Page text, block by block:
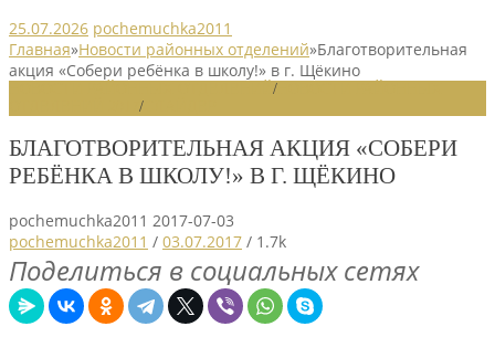
25.07.2026 pochemuchka2011
Главная»Новости районных отделений»Благотворительная
акция «Собери ребёнка в школу!» в г. Щёкино
/
/
БЛАГОТВОРИТЕЛЬНАЯ АКЦИЯ «СОБЕРИ
РЕБЁНКА В ШКОЛУ!» В Г. ЩЁКИНО
pochemuchka2011 2017-07-03
pochemuchka2011 / 03.07.2017 / 1.7k
Поделиться в социальных сетях